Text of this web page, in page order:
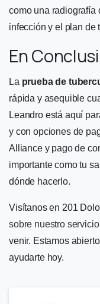
como una radiografía
infección y el plan de
En
La prueba de
rápida y asequible
Leandro está aquí
y con opciones de
Alliance y pago de
importante como tu
dónde hacerlo.
Visítanos en 201
sobre nuestro
venir. Estamos
ayudarte hoy.